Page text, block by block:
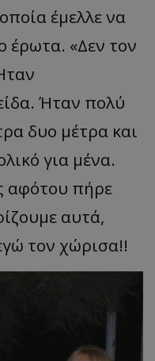
οία έμελλενα
έρωτα. «Δεν τον
αν
α. Ήταν πολύ
α δυο μέτρα και
για μένα.
αφότου πήρε
αυτά,
τον χώρισα!!